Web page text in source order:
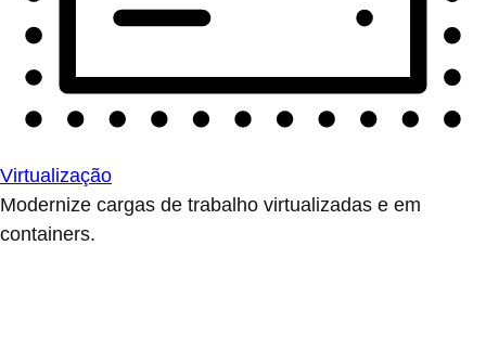
Virtualização
Modernize cargas de trabalho virtualizadas e em
containers.